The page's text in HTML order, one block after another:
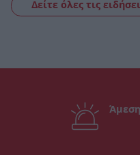
Δείτε όλες τις